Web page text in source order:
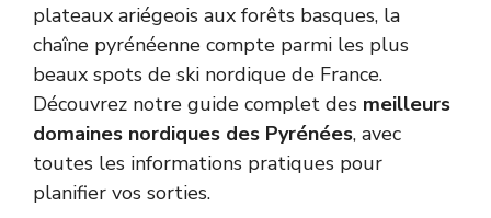
plateaux ariégeois aux forêts basques, la
chaîne pyrénéenne compte parmi les plus
beaux spots de ski nordique de France.
Découvrez notre guide complet des meilleurs
domaines nordiques des Pyrénées, avec
toutes les informations pratiques pour
planifier vos sorties.